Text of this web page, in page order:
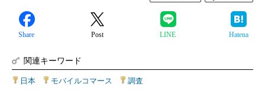
Share Post LINE Hatena
関連キーワード
日本 モバイルコマース 調査